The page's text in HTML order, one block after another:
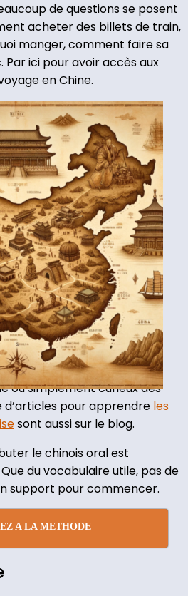
de questions se posent
acheter des billets de train,
manger, comment faire sa
Par ici pour avoir accès aux
en Chine.
ou simplement curieux des
pour apprendre les
sont aussi sur le blog.
le chinois oral est
du vocabulaire utile, pas de
support pour commencer.
A LA METHODE